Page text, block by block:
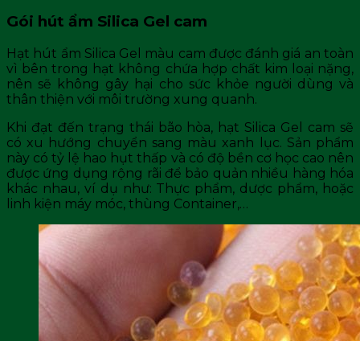
Gói hút ẩm Silica Gel cam
Hạt hút ẩm Silica Gel màu cam được đánh giá an toàn
vì bên trong hạt không chứa hợp chất kim loại nặng,
nên sẽ không gây hại cho sức khỏe người dùng và
thân thiện với môi trường xung quanh.
Khi đạt đến trạng thái bão hòa, hạt Silica Gel cam sẽ
có xu hướng chuyển sang màu xanh lục. Sản phẩm
này có tỷ lệ hao hụt thấp và có độ bền cơ học cao nên
được ứng dụng rộng rãi để bảo quản nhiều hàng hóa
khác nhau, ví dụ như: Thực phẩm, dược phẩm, hoặc
linh kiện máy móc, thùng Container,…